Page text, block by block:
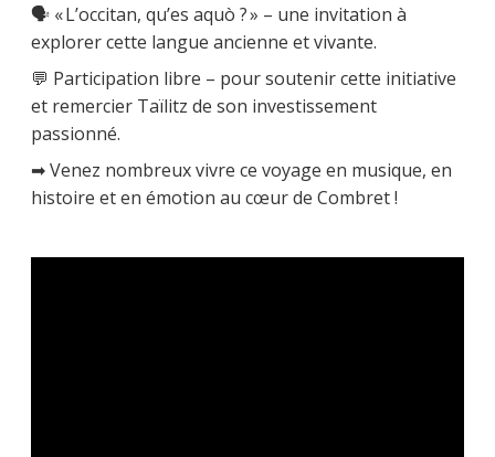
🗣 « L’occitan, qu’es aquò ? » – une invitation à
explorer cette langue ancienne et vivante.
💬 Participation libre – pour soutenir cette initiative
et remercier Taïlitz de son investissement
passionné.
➡ Venez nombreux vivre ce voyage en musique, en
histoire et en émotion au cœur de Combret !